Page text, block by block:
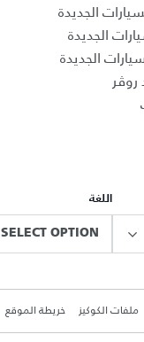
الجديدة
الجديدة
الجديدة
روڤر
اللغة
SELECT OPTION
ملفات الكوكيز خريطة الموقع